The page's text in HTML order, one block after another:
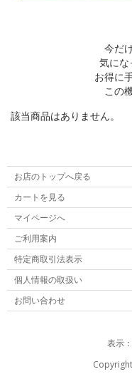
今だ
気にな
お得に
この
該当商品はありません。
お店のトップへ戻る
カートを見る
マイページへ
ご利用案内
特定商取引法表示
個人情報の取扱い
お問い合わせ
表示